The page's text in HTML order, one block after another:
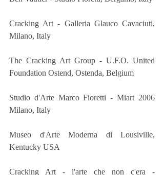
Cracking Art - Galleria Glauco Cavaciuti,
Milano, Italy
The Cracking Art Group - U.F.O. United
Foundation Ostend, Ostenda, Belgium
Studio d'Arte Marco Fioretti - Miart 2006
Milano, Italy
Museo d'Arte Moderna di Lousiville,
Kentucky USA
Cracking Art - l'arte che non c'era -